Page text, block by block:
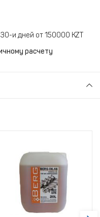
и дней от 150000 KZT
расчету